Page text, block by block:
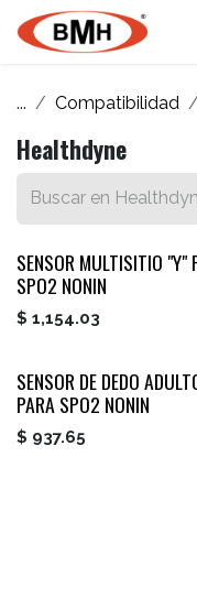
Ir al contenido
... Compatibilidad
Healthdyne
SENSOR MULTISITIO "Y"
SPO2 NONIN
$ 1,154.03
SENSOR DE DEDO
PARA SPO2 NONIN
$ 937.65